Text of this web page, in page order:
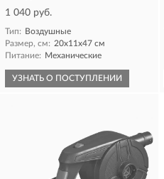
1 040 руб.
Тип: Воздушные
Размер, см: 20x11x47 см
Питание: Механические
УЗНАТЬ О ПОСТУПЛЕНИИ